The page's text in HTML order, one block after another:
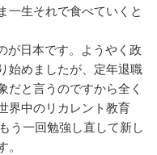
一生それで食べていくと
が日本です。ようやく政
始めましたが、定年退職
だと言うのですから全く
界中のリカレント教育
う一回勉強し直して新し